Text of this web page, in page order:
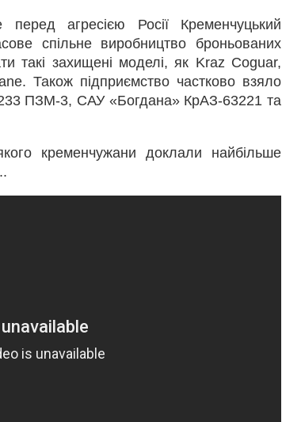
агресією Росії Кременчуцький
спільне виробництво броньованих
такі захищені моделі, як Kraz Coguar,
Також підприємство частково взяло
ПЗМ-3, САУ «Богдана» КрАЗ-63221 та
кременчужани доклали найбільше